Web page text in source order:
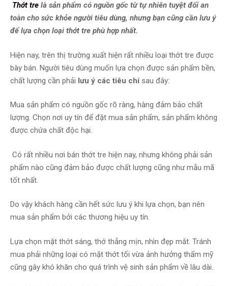
Thớt tre là sản phẩm có nguồn gốc từ tự nhiên tuyệt đối an
toàn cho sức khỏe người tiêu dùng, nhưng bạn cũng cần lưu ý
để lựa chọn loại thớt tre phù hợp nhất.
Hiện nay, trên thị trường xuất hiện rất nhiều loại thớt tre được
bày bán. Người tiêu dùng muốn lựa chọn được sản phẩm bền,
chất lượng cần phải lưu ý các tiêu chísau đây:
Mua sản phẩm có nguồn gốc rõ ràng, hàng đảm bảo chất
lượng. Chọn nơi uy tín để đặt mua sản phẩm, sản phẩm không
được chứa chất độc hại.
Có rất nhiều nơi bán thớt tre hiện nay, nhưng không phải sản
phẩm nào cũng đảm bảo được chất lượng cũng như mẫu mã
tốt nhất.
Do vậy khách hàng cần hết sức lưu ý khi lựa chọn, bạn nên
mua sản phẩm bởi các thương hiệu uy tín.
Lựa chọn mặt thớt sáng, thớ thẳng mịn, nhìn đẹp mắt. Tránh
mua phải những loại có mặt thớt tối vừa ảnh hưởng thẩm mỹ
cũng gây khó khăn cho quá trình vệ sinh sản phẩm về lâu dài.